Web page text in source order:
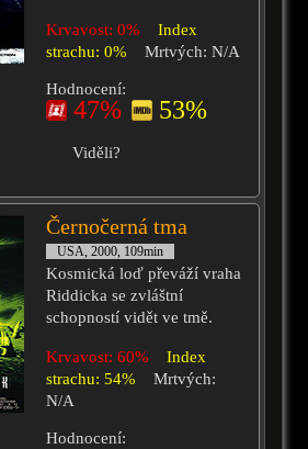
Krvavost: 0%
Index
strachu: 0%
Mrtvých: N/A
Hodnocení:
47% 53%
Viděli?
Černočerná tma
USA, 2000, 109min
Kosmická loď převáží vraha
Riddicka se zvláštní
schopností vidět ve tmě.
Krvavost: 60%
Index
strachu: 54%
Mrtvých:
N/A
Hodnocení: